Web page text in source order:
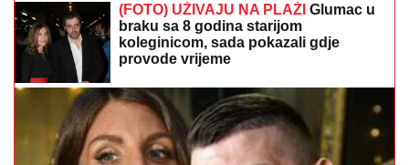
(FOTO) UŽIVAJU NA PLAŽI Glumac u
braku sa 8 godina starijom
koleginicom, sada pokazali gdje
provode vrijeme